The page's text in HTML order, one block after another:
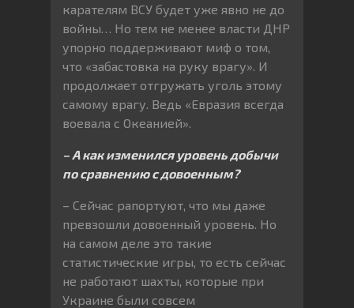
карателям ВСУ будет уже явно не до
войны… Но тем не менее власти ДНР
упорно поддерживают миф о том,
что «забастовка на руку врагу». И
продолжает отгружать уголь этому
самому врагу. Ведь «Евразия всегда
воевала с Океанией».
– А как изменился уровень добычи
по сравнению с довоенным?
– Сейчас рапортуют, что мы даже
превзошли довоенный уровень. Но
на самом деле это такие
статистические игры, то есть сейчас
не работают шахты, которые при
Украине были совсем